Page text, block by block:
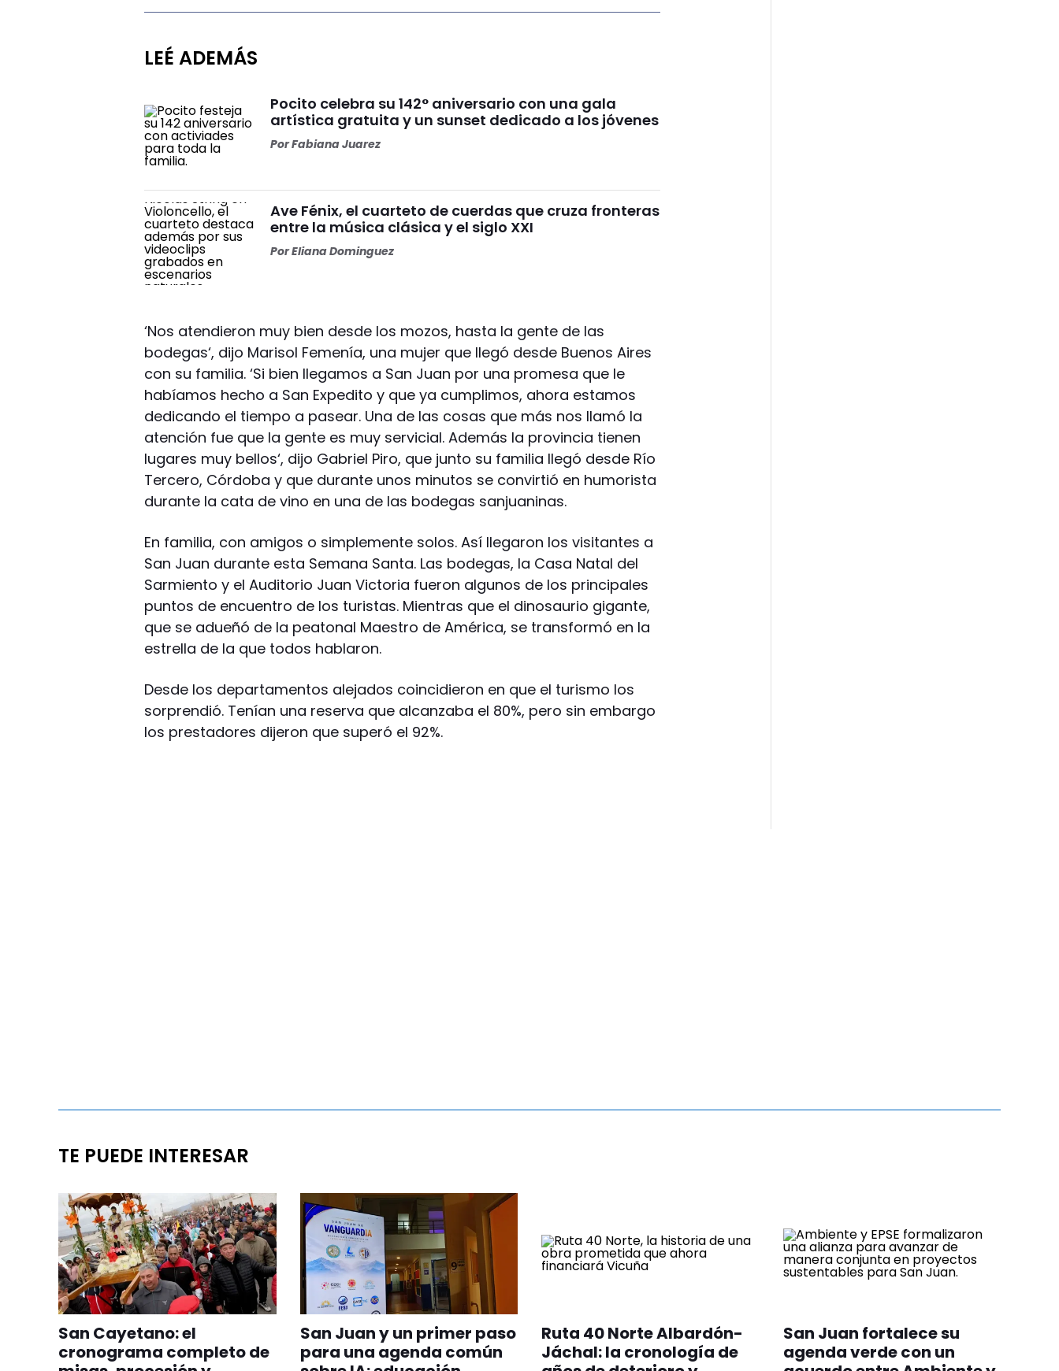
LEÉ ADEMÁS
Pocito celebra su 142° aniversario con una gala
artística gratuita y un sunset dedicado a los jóvenes
PorFabiana Juarez
Ave Fénix, el cuarteto de cuerdas que cruza fronteras
entre la música clásica y el siglo XXI
PorEliana Dominguez
‘Nos atendieron muy bien desde los mozos, hasta la gente de las
bodegas‘, dijo Marisol Femenía, una mujer que llegó desde Buenos Aires
con su familia. ‘Si bien llegamos a San Juan por una promesa que le
habíamos hecho a San Expedito y que ya cumplimos, ahora estamos
dedicando el tiempo a pasear. Una de las cosas que más nos llamó la
atención fue que la gente es muy servicial. Además la provincia tienen
lugares muy bellos‘, dijo Gabriel Piro, que junto su familia llegó desde Río
Tercero, Córdoba y que durante unos minutos se convirtió en humorista
durante la cata de vino en una de las bodegas sanjuaninas.
En familia, con amigos o simplemente solos. Así llegaron los visitantes a
San Juan durante esta Semana Santa. Las bodegas, la Casa Natal del
Sarmiento y el Auditorio Juan Victoria fueron algunos de los principales
puntos de encuentro de los turistas. Mientras que el dinosaurio gigante,
que se adueñó de la peatonal Maestro de América, se transformó en la
estrella de la que todos hablaron.
Desde los departamentos alejados coincidieron en que el turismo los
sorprendió. Tenían una reserva que alcanzaba el 80%, pero sin embargo
los prestadores dijeron que superó el 92%.
TE PUEDE INTERESAR
San Cayetano: el
cronograma completo de
San Juan y un primer paso
para una agenda común
Ruta 40 Norte Albardón-
Jáchal: la cronología de
San Juan fortalece su
agenda verde con un